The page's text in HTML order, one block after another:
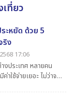
ที่ยว
ะหยัด ด้วย 5
ริง
17:06
งประเทศ หลายคน
ใช้จ่ายเยอะ ไม่ว่าจะ